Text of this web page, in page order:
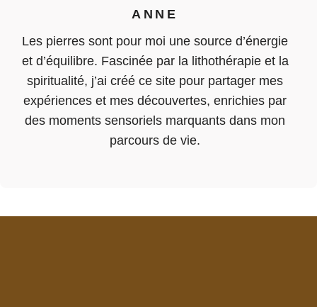
ANNE
Les pierres sont pour moi une source d’énergie
et d’équilibre. Fascinée par la lithothérapie et la
spiritualité, j’ai créé ce site pour partager mes
expériences et mes découvertes, enrichies par
des moments sensoriels marquants dans mon
parcours de vie.